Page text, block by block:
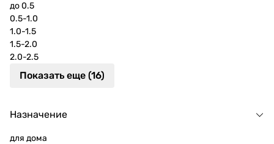
до 0.5
0.5-1.0
1.0-1.5
1.5-2.0
2.0-2.5
Показать еще (16)
Назначение
для дома